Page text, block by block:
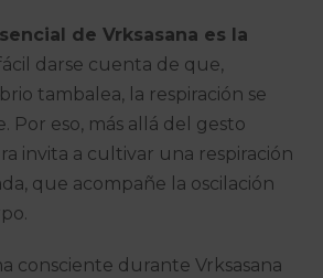
de Vrksasana es la
darse cuenta de que,
tambalea, la respiración se
Por eso, más allá del gesto
invita a cultivar una respiración
que acompañe la oscilación
consciente durante Vrksasana